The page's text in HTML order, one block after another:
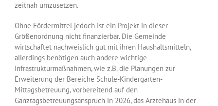
zeitnah umzusetzen.
Ohne Fördermittel jedoch ist ein Projekt in dieser
Größenordnung nicht finanzierbar. Die Gemeinde
wirtschaftet nachweislich gut mit ihren Haushaltsmitteln,
allerdings benötigen auch andere wichtige
Infrastrukturmaßnahmen, wie z.B. die Planungen zur
Erweiterung der Bereiche Schule-Kindergarten-
Mittagsbetreuung, vorbereitend auf den
Ganztagsbetreuungsanspruch in 2026, das Ärztehaus in der